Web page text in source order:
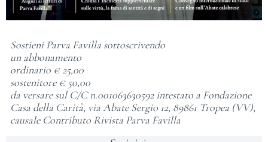
Sostieni Parva Favilla sottoscrivendo
un abbonamento
ordinario € 25,00
sostenitore € 50,00
da versare sul C/C n.001063630592 intestato a Fondazione
Casa della Carità, via Abate Sergio 12, 89861 Tropea (VV),
causale Contributo Rivista Parva Favilla